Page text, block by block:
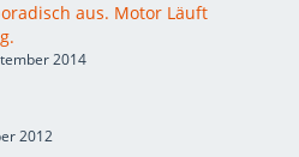
aus. Motor Läuft
2014
2012